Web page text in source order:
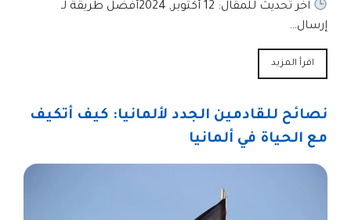
آخر تحديث للمقال: 12 أكتوبر, 2024أفضل طريقة لـ
إرسال…
اقرأ المزيد
نصائح للقادمين الجدد لألمانيا: كيف أتكيف
مع الحياة في ألمانيا